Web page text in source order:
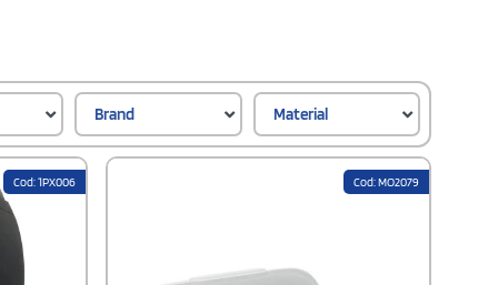
Brand Material
Cod: 1PX006 Cod: MO2079